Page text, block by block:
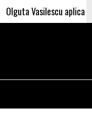
Olguta Vasilescu aplica